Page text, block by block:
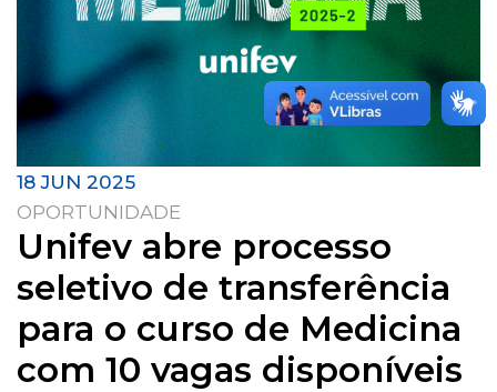
18 JUN 2025
OPORTUNIDADE
Unifev abre processo
seletivo de transferência
para o curso de Medicina
com 10 vagas disponíveis